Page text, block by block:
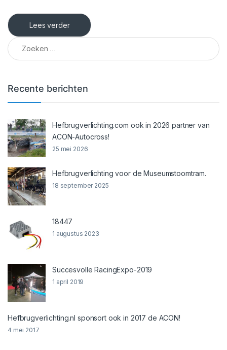
Lees verder
Zoeken naar:
Recente berichten
Hefbrugverlichting.com ook in 2026 partner van
ACON-Autocross!
25 mei 2026
Hefbrugverlichting voor de Museumstoomtram.
18 september 2025
18447
1 augustus 2023
Succesvolle RacingExpo-2019
1 april 2019
Hefbrugverlichting.nl sponsort ook in 2017 de ACON!
4 mei 2017